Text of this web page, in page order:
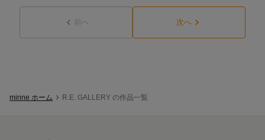
前へ 次へ
minne ホーム R.E. GALLERY の作品一覧